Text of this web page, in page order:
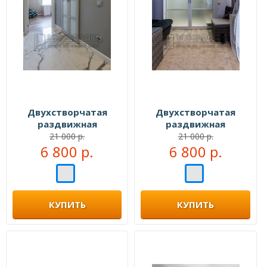
Двухстворчатая
раздвижная
перегородка №109555
21 000 р.
6 800 р.
КУПИТЬ
Двухстворчатая
раздвижная
перегородка №109999
21 000 р.
6 800 р.
КУПИТЬ